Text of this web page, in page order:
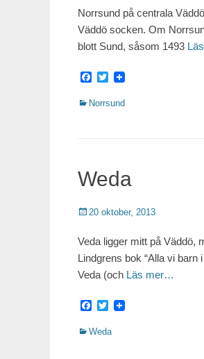
Norrsund på centrala
Väddö socken. Om
blott Sund, såsom 1493
Facebook
Twitter
Kategorier
Norrsund
Weda
Publicerat
20 oktober, 2013
Veda ligger mitt på Väddö,
Lindgrens bok “Alla vi
Veda (och Läs mer…
Facebook
Twitter
Kategorier
Weda